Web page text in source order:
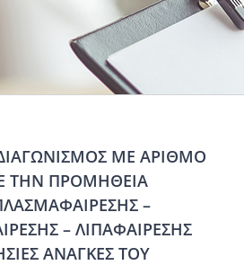
ΜΕ ΑΡΙΘΜΟ
ΤΗΝ ΠΡΟΜΗΘΕΙΑ
–
– ΛΙΠΑΦΑΙΡΕΣΗΣ
ΑΝΑΓΚΕΣ ΤΟΥ